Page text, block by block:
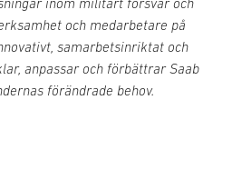
och medarbetare på
samarbetsinriktat och
anpassar och förbättrar Saab
förändrade behov.